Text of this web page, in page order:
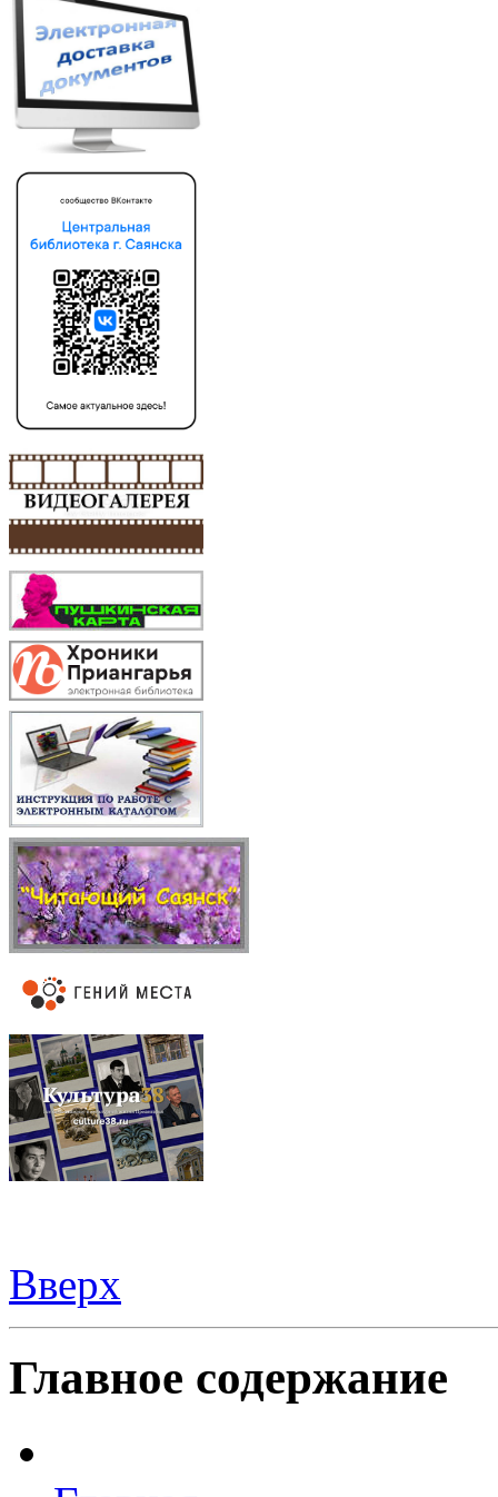
Вверх
Главное содержание